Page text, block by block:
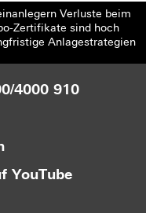
Verluste beim
Zertifikate sind hoch
Anlagestrategien
4000 910
YouTube